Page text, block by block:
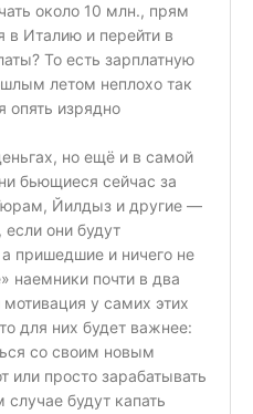
около 10 млн., прям
в Италию и перейти в
То есть зарплатную
летом неплохо так
опять изрядно
но ещё и в самой
бьющиеся сейчас за
Йилдыз и другие —
они будут
пришедшие и ничего не
наемники почти в два
у самих этих
для них будет важнее:
со своим новым
или просто зарабатывать
будут капать